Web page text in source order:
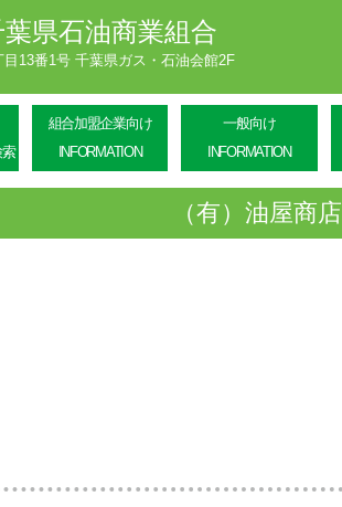
県石油商業組合
13番1号 千葉県ガス・石油会館2F
組合加盟企業向け
INFORMATION
一般向け
INFORMATION
（有）油屋商店